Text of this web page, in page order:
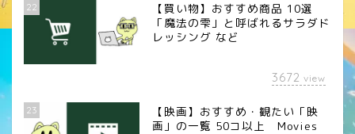
22
【買い物】おすすめ商品 10選
「魔法の雫」と呼ばれるサラダド
レッシング など
3672 view
23
【映画】おすすめ・観たい「映
画」の一覧 50コ以上 Movies